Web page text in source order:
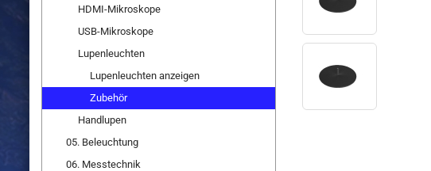
HDMI-Mikroskope
USB-Mikroskope
Lupenleuchten
Lupenleuchten anzeigen
Zubehör
Handlupen
05. Beleuchtung
06. Messtechnik